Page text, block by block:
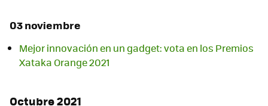
03 noviembre
Mejor innovación en un gadget: vota en los Premios
Xataka Orange 2021
Octubre 2021